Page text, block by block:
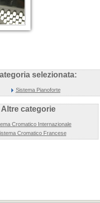
selezionata:
Sistema Pianoforte
Altre categorie
Cromatico Internazionale
Cromatico Francese